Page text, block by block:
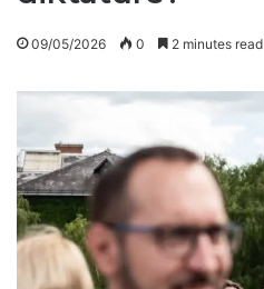
09/05/2026 0 2 minutes read